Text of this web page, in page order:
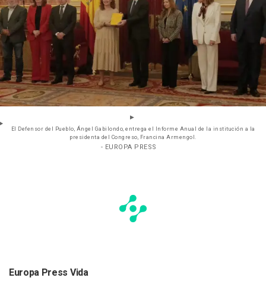
El Defensor del Pueblo, Ángel Gabilondo, entrega el Informe Anual de la institución a la
presidenta del Congreso, Francina Armengol.
- EUROPA PRESS
Europa Press Vida